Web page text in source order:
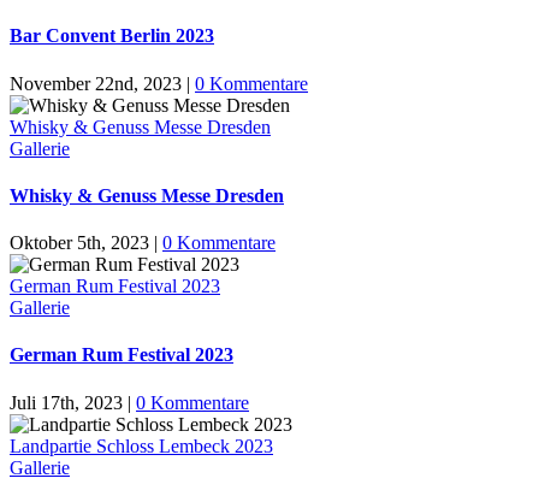
Bar Convent Berlin 2023
November 22nd, 2023 | 0 Kommentare
Whisky & Genuss Messe Dresden
Gallerie
Whisky & Genuss Messe Dresden
Oktober 5th, 2023 | 0 Kommentare
German Rum Festival 2023
Gallerie
German Rum Festival 2023
Juli 17th, 2023 | 0 Kommentare
Landpartie Schloss Lembeck 2023
Gallerie